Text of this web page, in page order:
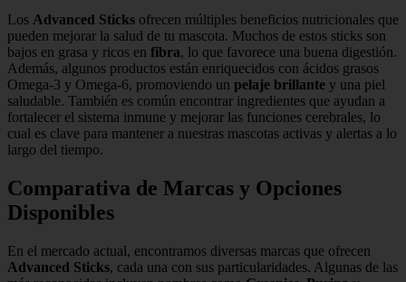
Los Advanced Sticks ofrecen múltiples beneficios nutricionales que
pueden mejorar la salud de tu mascota. Muchos de estos sticks son
bajos en grasa y ricos en fibra, lo que favorece una buena digestión.
Además, algunos productos están enriquecidos con ácidos grasos
Omega-3 y Omega-6, promoviendo un pelaje brillante y una piel
saludable. También es común encontrar ingredientes que ayudan a
fortalecer el sistema inmune y mejorar las funciones cerebrales, lo
cual es clave para mantener a nuestras mascotas activas y alertas a lo
largo del tiempo.
Comparativa de Marcas y Opciones
Disponibles
En el mercado actual, encontramos diversas marcas que ofrecen
Advanced Sticks, cada una con sus particularidades. Algunas de las